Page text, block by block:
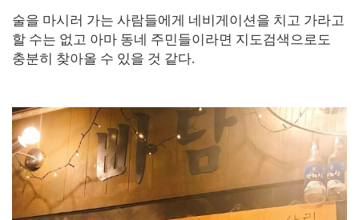
술을 마시러 가는 사람들에게 네비게이션을 치고 가라고
할 수는 없고 아마 동네 주민들이라면 지도검색으로도
충분히 찾아올 수 있을 것 같다.